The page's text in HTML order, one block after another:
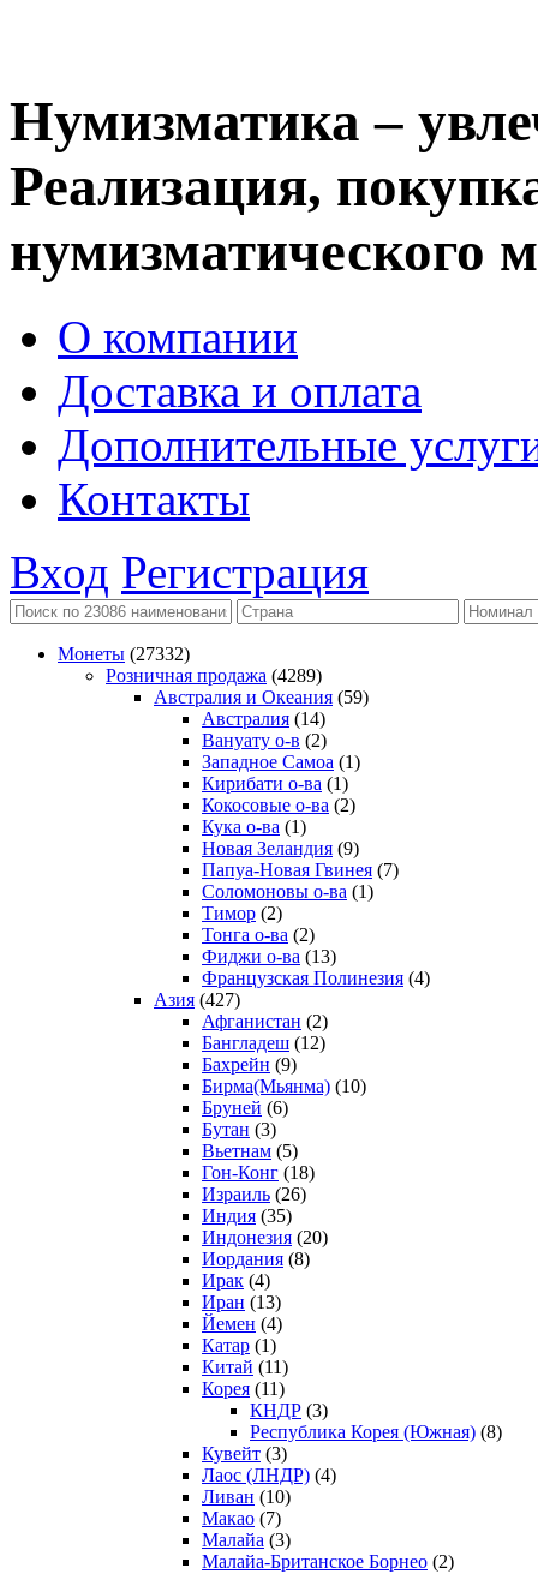
Нумизматика –
Реализация,
нумизматического
О компании
Доставка и оплата
Дополнительные
Контакты
Вход Регистрация
Монеты (27332)
Розничная продажа (4289)
Австралия и Океания (59)
Австралия (14)
Вануату о-в (2)
Западное Самоа (1)
Кирибати о-ва (1)
Кокосовые о-ва (2)
Кука о-ва (1)
Новая Зеландия (9)
Папуа-Новая Гвинея (7)
Соломоновы о-ва (1)
Тимор (2)
Тонга о-ва (2)
Фиджи о-ва (13)
Французская Полинезия (4)
Азия (427)
Афганистан (2)
Бангладеш (12)
Бахрейн (9)
Бирма(Мьянма) (10)
Бруней (6)
Бутан (3)
Вьетнам (5)
Гон-Конг (18)
Израиль (26)
Индия (35)
Индонезия (20)
Иордания (8)
Ирак (4)
Иран (13)
Йемен (4)
Катар (1)
Китай (11)
Корея (11)
КНДР (3)
Республика Корея (Южная) (8)
Кувейт (3)
Лаос (ЛНДР) (4)
Ливан (10)
Макао (7)
Малайа (3)
Малайа-Британское Борнео (2)